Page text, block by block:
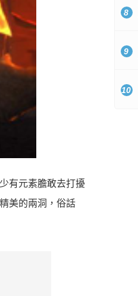
有元素膽敢去打擾
美的兩洞，俗話
8
9
10